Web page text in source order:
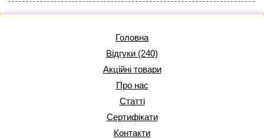
Головна
Відгуки (240)
Акційні товари
Про нас
Статті
Сертифікати
Контакти